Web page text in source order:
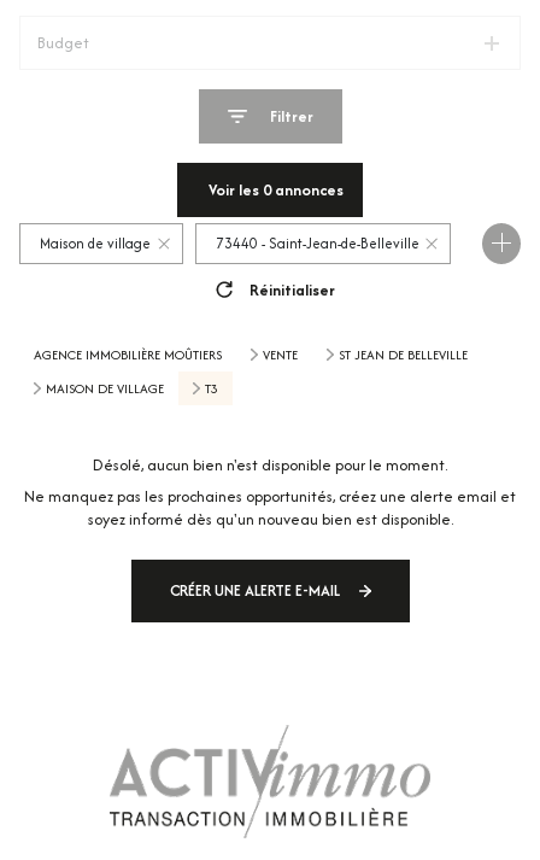
Budget
Filtrer
Voir les 0annonces
Maison de village 73440 - Saint-Jean-de-Belleville
Réinitialiser
AGENCE IMMOBILIÈRE MOÛTIERS VENTE
ST JEAN DE BELLEVILLE
MAISON DE VILLAGE
T3
Désolé, aucun bien n'est disponible pour le moment.
Ne manquez pas les prochaines opportunités, créez une alerte email et
soyez informé dès qu'un nouveau bien est disponible.
CRÉER UNE ALERTE E-MAIL